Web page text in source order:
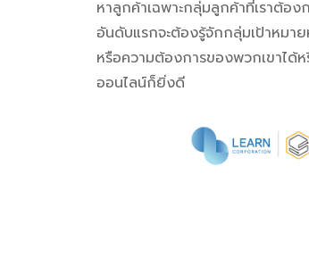
หาลูกค้าเฉพาะกลุ่มลูกค้าที่เราต้อง
อันดับแรกจะต้องรู้จักกลุ่มเป้าหมา
หรือความต้องการของพวกเขาได้
ออนไลน์ก็ยิ่งดี